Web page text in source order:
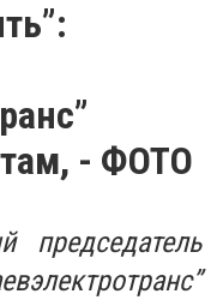
- ФОТО
председатель